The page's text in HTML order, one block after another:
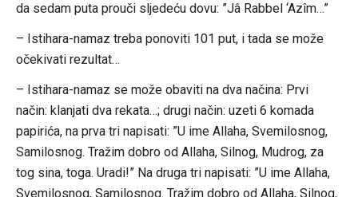
da sedam puta prouči sljedeću dovu: ”Jâ Rabbel ‘Azîm…”
– Istihara-namaz treba ponoviti 101 put, i tada se može
očekivati rezultat…
– Istihara-namaz se može obaviti na dva načina: Prvi
način: klanjati dva rekata…; drugi način: uzeti 6 komada
papirića, na prva tri napisati: ”U ime Allaha, Svemilosnog,
Samilosnog. Tražim dobro od Allaha, Silnog, Mudrog, za
tog sina, toga. Uradi!” Na druga tri napisati: ”U ime Allaha,
Svemilosnog, Samilosnog. Tražim dobro od Allaha, Silnog,